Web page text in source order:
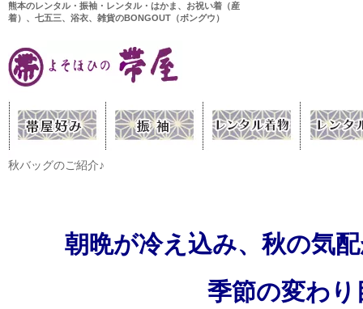
熊本のレンタル・振袖・レンタル・はかま、お祝い着（産
着）、七五三、浴衣、雑貨のBONGOUT（ボングウ）
秋バッグのご紹介♪
朝晩が冷え込み、秋の気
季節の変わ